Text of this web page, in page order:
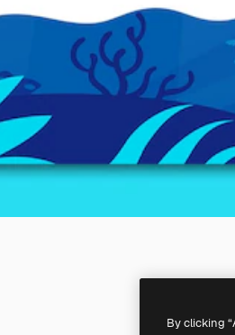
By clicking